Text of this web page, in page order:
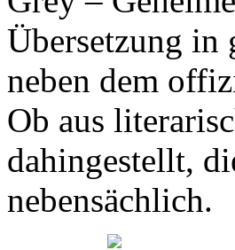
Übersetzung in
neben dem
Ob aus
dahingestellt,
nebensächlich.